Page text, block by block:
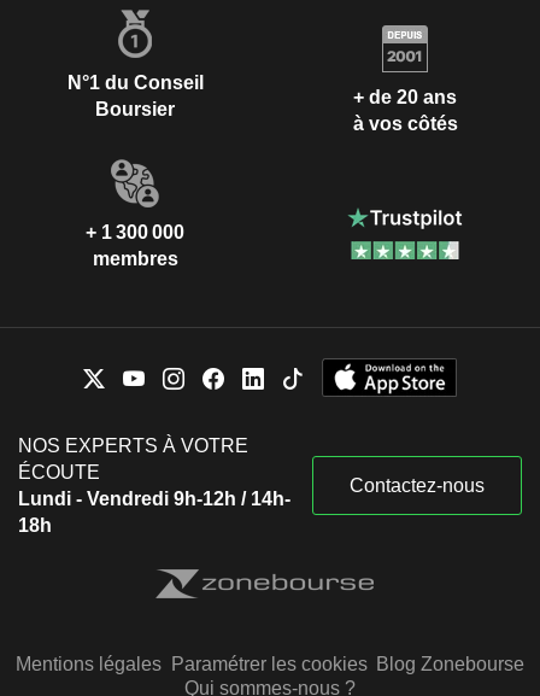
N°1 du Conseil
Boursier
+ de 20 ans
à vos côtés
+ 1 300 000
membres
NOS EXPERTS À VOTRE
ÉCOUTE
Lundi - Vendredi 9h-12h / 14h-
18h
Contactez-nous
Mentions légales Paramétrer les cookies Blog Zonebourse
Qui sommes-nous ?